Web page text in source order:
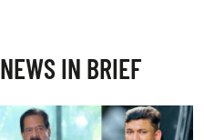
NEWS IN BRIEF